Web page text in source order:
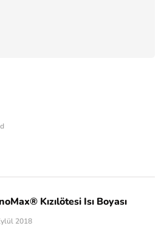
Kızılötesi Isı Boyası
2018